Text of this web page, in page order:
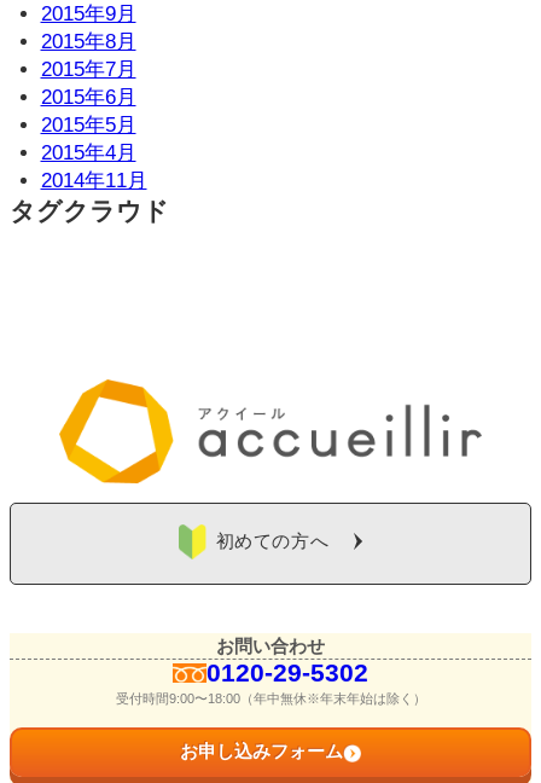
2015年9月
2015年8月
2015年7月
2015年6月
2015年5月
2015年4月
2014年11月
タグクラウド
初めての方へ
お問い合わせ
0120-29-5302
受付時間9:00〜18:00（年中無休※年末年始は除く）
お申し込みフォーム